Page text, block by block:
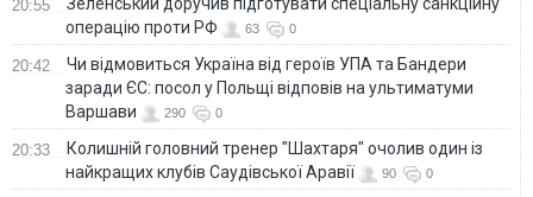
20:55
операцію проти РФ
63 0
20:42
Чи відмовиться Україна від героїв УПА та Бандери
заради ЄС: посол у Польщі відповів на ультиматуми
Варшави
290 0
20:33
Колишній головний тренер "Шахтаря" очолив один із
найкращих клубів Саудівської Аравії
90 0